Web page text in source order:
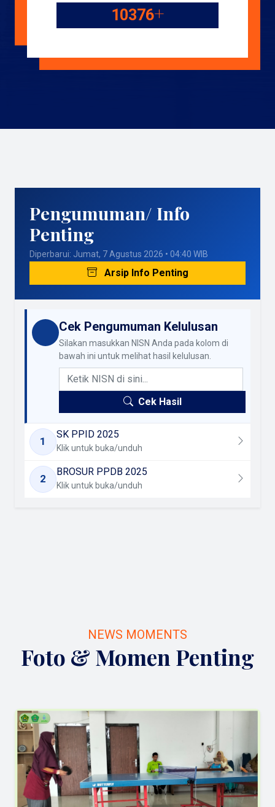
10376+
Pengumuman/ Info
Penting
Diperbarui: Jumat, 7 Agustus 2026 • 04:40 WIB
Arsip Info Penting
Cek Pengumuman Kelulusan
Silakan masukkan NISN Anda pada kolom di
bawah ini untuk melihat hasil kelulusan.
Cek Hasil
1
SK PPID 2025
Klik untuk buka/unduh
2
BROSUR PPDB 2025
Klik untuk buka/unduh
NEWS MOMENTS
Foto & Momen Penting